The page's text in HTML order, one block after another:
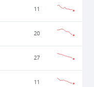
11
20
27
11